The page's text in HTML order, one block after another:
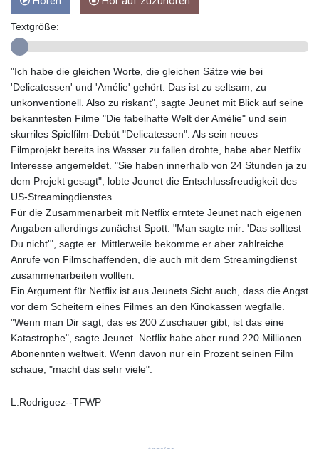
GIP 0.742819
GMD 73.496998
GNF
8780.470902
GTQ 7.628337
GYD 209.158083
HKD 7.844705
HNL 26.796086
HTG 130.718954
HUF 316.080502
IDR 17901
ILS 3.007702
INR 95.254898
IQD
1309.701703
IRR
1374800.000067
Textgröße:
"Ich habe die gleichen Worte, die gleichen Sätze wie bei
'Delicatessen' und 'Amélie' gehört: Das ist zu seltsam, zu
unkonventionell. Also zu riskant", sagte Jeunet mit Blick auf seine
bekanntesten Filme "Die fabelhafte Welt der Amélie" und sein
skurriles Spielfilm-Debüt "Delicatessen". Als sein neues
Filmprojekt bereits ins Wasser zu fallen drohte, habe aber Netflix
Interesse angemeldet. "Sie haben innerhalb von 24 Stunden ja zu
dem Projekt gesagt", lobte Jeunet die Entschlussfreudigkeit des
US-Streamingdienstes.
Für die Zusammenarbeit mit Netflix erntete Jeunet nach eigenen
Angaben allerdings zunächst Spott. "Man sagte mir: 'Das solltest
Du nicht'", sagte er. Mittlerweile bekomme er aber zahlreiche
Anrufe von Filmschaffenden, die auch mit dem Streamingdienst
zusammenarbeiten wollten.
Ein Argument für Netflix ist aus Jeunets Sicht auch, dass die Angst
vor dem Scheitern eines Filmes an den Kinokassen wegfalle.
"Wenn man Dir sagt, das es 200 Zuschauer gibt, ist das eine
Katastrophe", sagte Jeunet. Netflix habe aber rund 220 Millionen
Abonennten weltweit. Wenn davon nur ein Prozent seinen Film
schaue, "macht das sehr viele".
L.Rodriguez--TFWP